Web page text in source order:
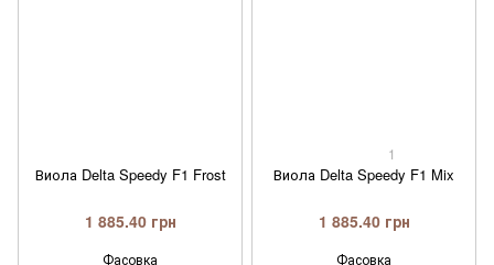
Виола Delta Speedy F1 Frost
1 885.40 грн
Фасовка
1
Виола Delta Speedy F1 Mix
1 885.40 грн
Фасовка